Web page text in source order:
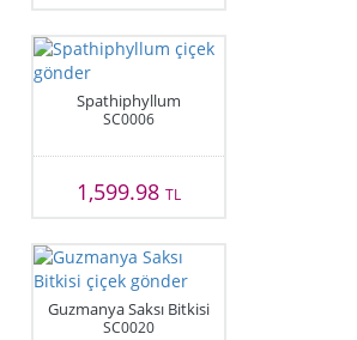
Spathiphyllum
SC0006
1,599.98TL
Guzmanya Saksı Bitkisi
SC0020